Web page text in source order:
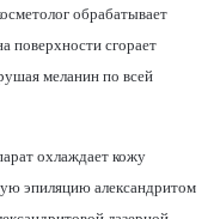
обрабатывает
поверхности сгорает
меланин по всей
охлаждает кожу
эпиляцию александритом